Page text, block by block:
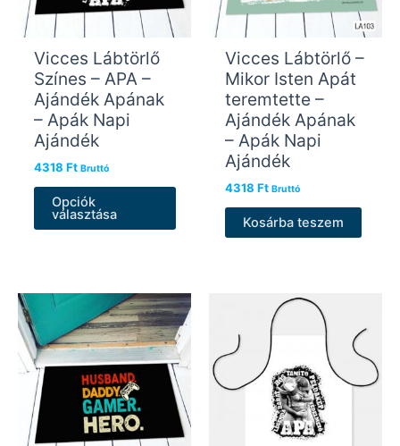
Vicces Lábtörlő
Színes – APA –
Ajándék Apának
– Apák Napi
Ajándék
4318 Ft Bruttó
Opciók
választása
Ennek
terméknek
van.
A
változatok
a
termékoldalon
választhatók
ki
Vicces Lábtörlő –
Mikor Isten Apát
teremtette –
Ajándék Apának
– Apák Napi
Ajándék
4318 Ft Bruttó
Kosárba teszem